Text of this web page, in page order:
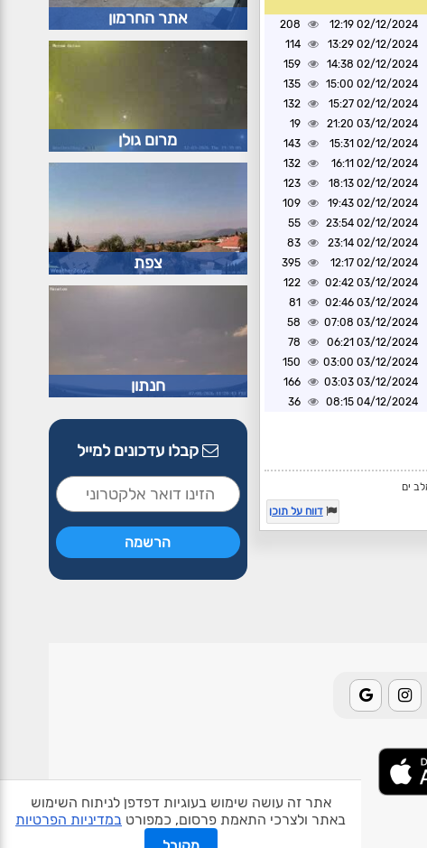
אתר זה עושה שימוש בעוגיות דפדפן לניתוח השימוש
באתר ולצרכי התאמת פרסום, כמפורט במדיניות הפרטיות
02/12/2024 12:19
208
02/12/2024 13:29
114
02/12/2024 14:38
159
02/12/2024 15:00
135
02/12/2024 15:27
132
03/12/2024 21:20
19
02/12/2024 15:31
143
02/12/2024 16:11
132
02/12/2024 18:13
123
02/12/2024 19:43
109
02/12/2024 23:54
55
02/12/2024 23:14
83
02/12/2024 12:17
395
03/12/2024 02:42
122
03/12/2024 02:46
81
03/12/2024 07:08
58
03/12/2024 06:21
78
03/12/2024 03:00
150
03/12/2024 03:03
166
04/12/2024 08:15
36
ים
דווח על תוכן
אתר החרמון
מרום גולן
צפת
חנתון
קבלו עדכונים למייל
אודות האתר פרטיות תנאי שימוש צור קשר בעלי אתרים